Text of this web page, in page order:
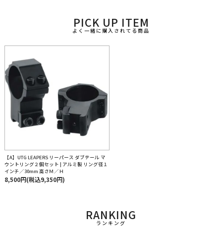
PICK UP ITEM
よく一緒に購入されてる商品
【A】UTG LEAPERS リーパース ダブテール マ
ウントリング２個セット | アルミ製 リング径１
インチ／30mm 高さＭ／Ｈ
8,500円(税込9,350円)
RANKING
ランキング